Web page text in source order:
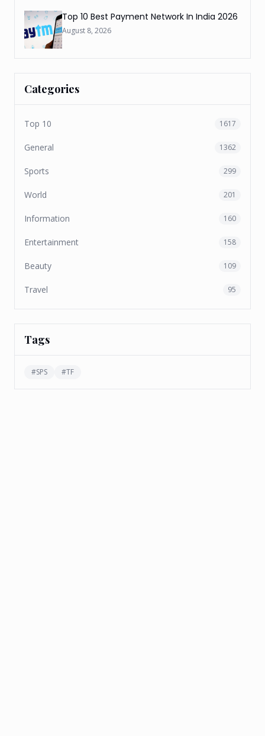
Top 10 Best Payment Network In India 2026
August 8, 2026
Categories
Top 10 1617
General 1362
Sports 299
World 201
Information 160
Entertainment 158
Beauty 109
Travel 95
Tags
#SPS #TF